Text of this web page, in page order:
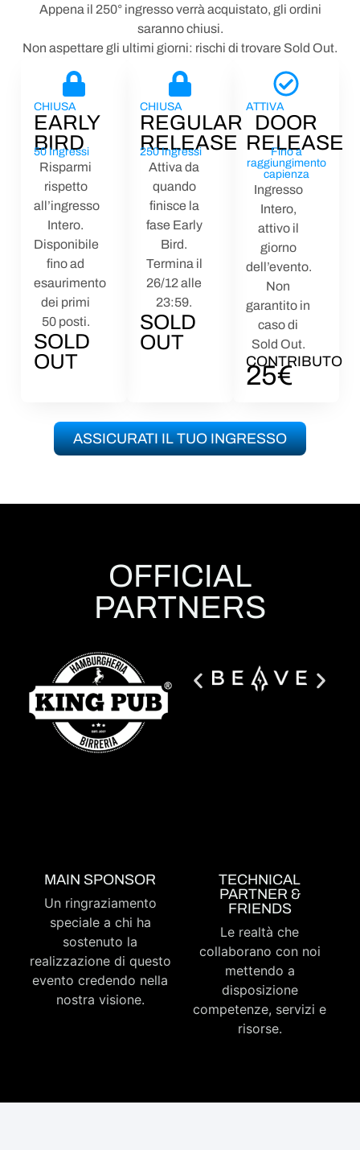
Appena il 250° ingresso verrà acquistato, gli ordini
saranno chiusi.
Non aspettare gli ultimi giorni: rischi di trovare Sold Out.
CHIUSA
EARLY
BIRD
50 Ingressi
Risparmi
rispetto
all’ingresso
Intero.
Disponibile
fino ad
esaurimento
dei primi
50 posti.
SOLD
OUT
CHIUSA
REGULAR
RELEASE
250 Ingressi
Attiva da
quando
finisce la
fase Early
Bird.
Termina il
26/12 alle
23:59.
SOLD
OUT
ATTIVA
DOOR
RELEASE
Fino a
raggiungimento
capienza
Ingresso
Intero,
attivo il
giorno
dell’evento.
Non
garantito in
caso di
Sold Out.
CONTRIBUTO
25€
ASSICURATI IL TUO INGRESSO
OFFICIAL
PARTNERS
MAIN SPONSOR
Un ringraziamento
speciale a chi ha
sostenuto la
realizzazione di questo
evento credendo nella
nostra visione.
TECHNICAL
PARTNER &
FRIENDS
Le realtà che
collaborano con noi
mettendo a
disposizione
competenze, servizi e
risorse.